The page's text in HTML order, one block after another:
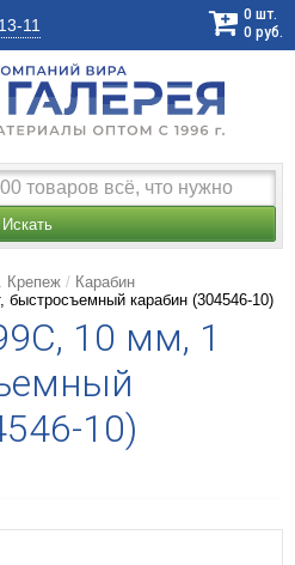
11
0 шт.
0 руб.
Искать
Крепеж
Карабин
карабин (304546-10)
10 мм, 1
10)